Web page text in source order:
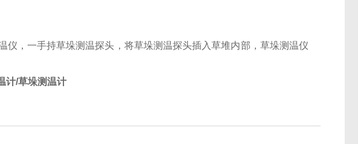
仪，一手持草垛测温探头，将草垛测温探头插入草堆内部，草垛测温仪
计/草垛测温计